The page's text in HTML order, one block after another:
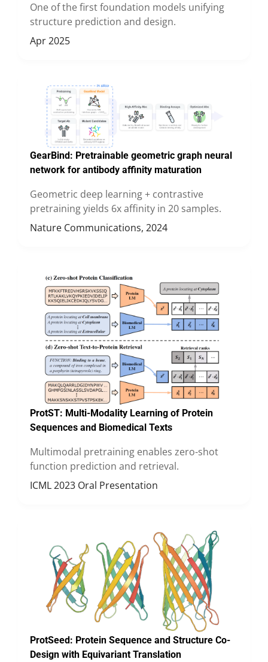
One of the first foundation models unifying
structure prediction and design.
Apr 2025
GearBind: Pretrainable geometric graph neural
network for antibody affinity maturation
Geometric deep learning + contrastive
pretraining yields 6x affinity in 20 samples.
Nature Communications, 2024
ProtST: Multi-Modality Learning of Protein
Sequences and Biomedical Texts
Multimodal pretraining enables zero-shot
function prediction and retrieval.
ICML 2023 Oral Presentation
ProtSeed: Protein Sequence and Structure Co-
Design with Equivariant Translation